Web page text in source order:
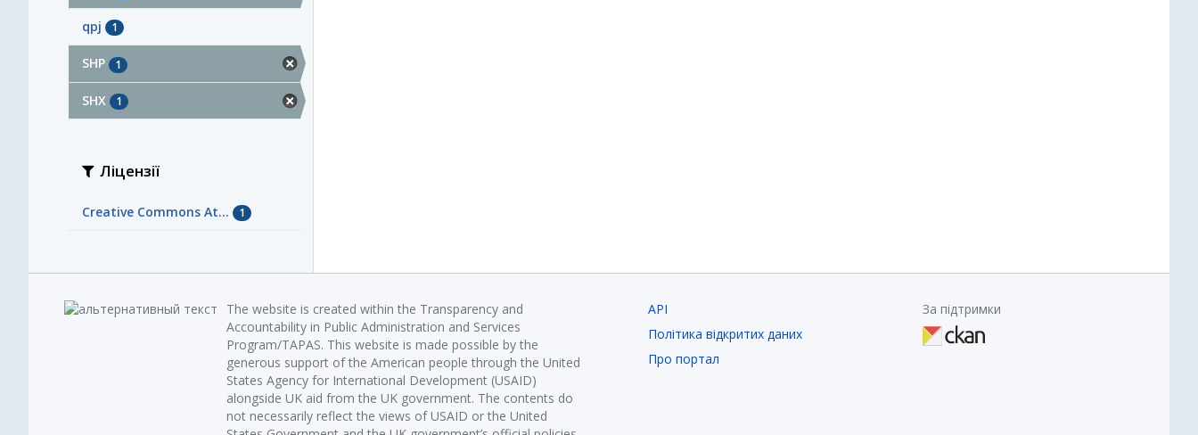
qpj 1
SHP 1
SHX 1
Ліцензії
Creative Commons At... 1
The website is created within the Transparency and
Accountability in Public Administration and Services
Program/TAPAS. This website is made possible by the
generous support of the American people through the United
States Agency for International Development (USAID)
alongside UK aid from the UK government. The contents do
not necessarily reflect the views of USAID or the United
API
Політика відкритих даних
Про портал
За підтримки